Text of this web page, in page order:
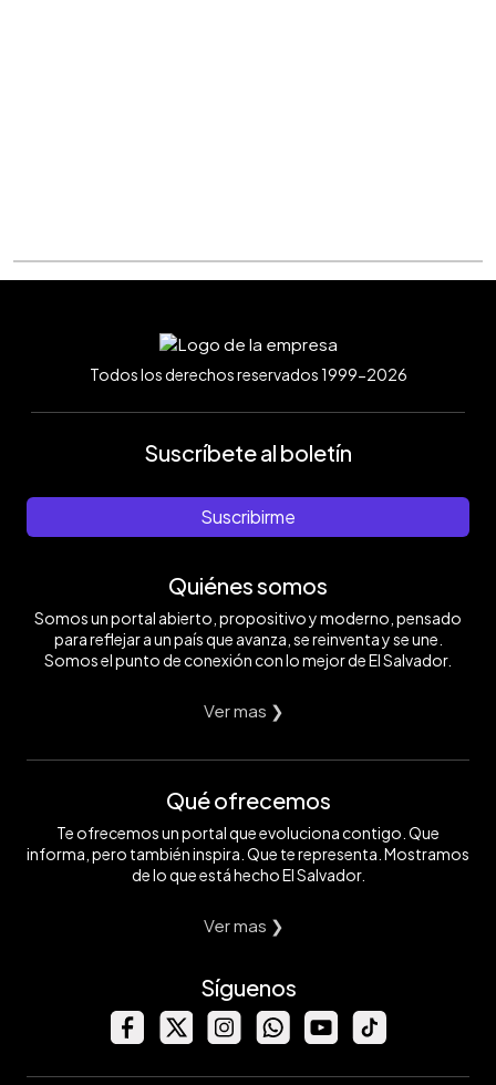
Todos los derechos reservados 1999-2026
Suscríbete al boletín
Suscribirme
Quiénes somos
Somos un portal abierto, propositivo y moderno, pensado
para reflejar a un país que avanza, se reinventa y se une.
Somos el punto de conexión con lo mejor de El Salvador.
Ver mas ❯
Qué ofrecemos
Te ofrecemos un portal que evoluciona contigo. Que
informa, pero también inspira. Que te representa. Mostramos
de lo que está hecho El Salvador.
Ver mas ❯
Síguenos